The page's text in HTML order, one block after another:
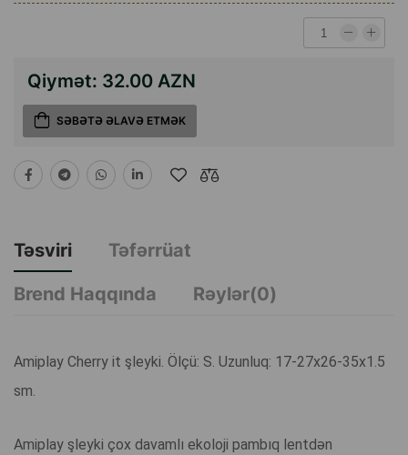
Qiymət: 32.00 AZN
SƏBƏTƏ ƏLAVƏ ETMƏK
Təsviri
Təfərrüat
Brend Haqqında
Rəylər(0)
Amiplay Cherry it şleyki. Ölçü: S. Uzunluq: 17-27x26-35x1.5
sm.
Amiplay şleyki çox davamlı ekoloji pambıq lentdən